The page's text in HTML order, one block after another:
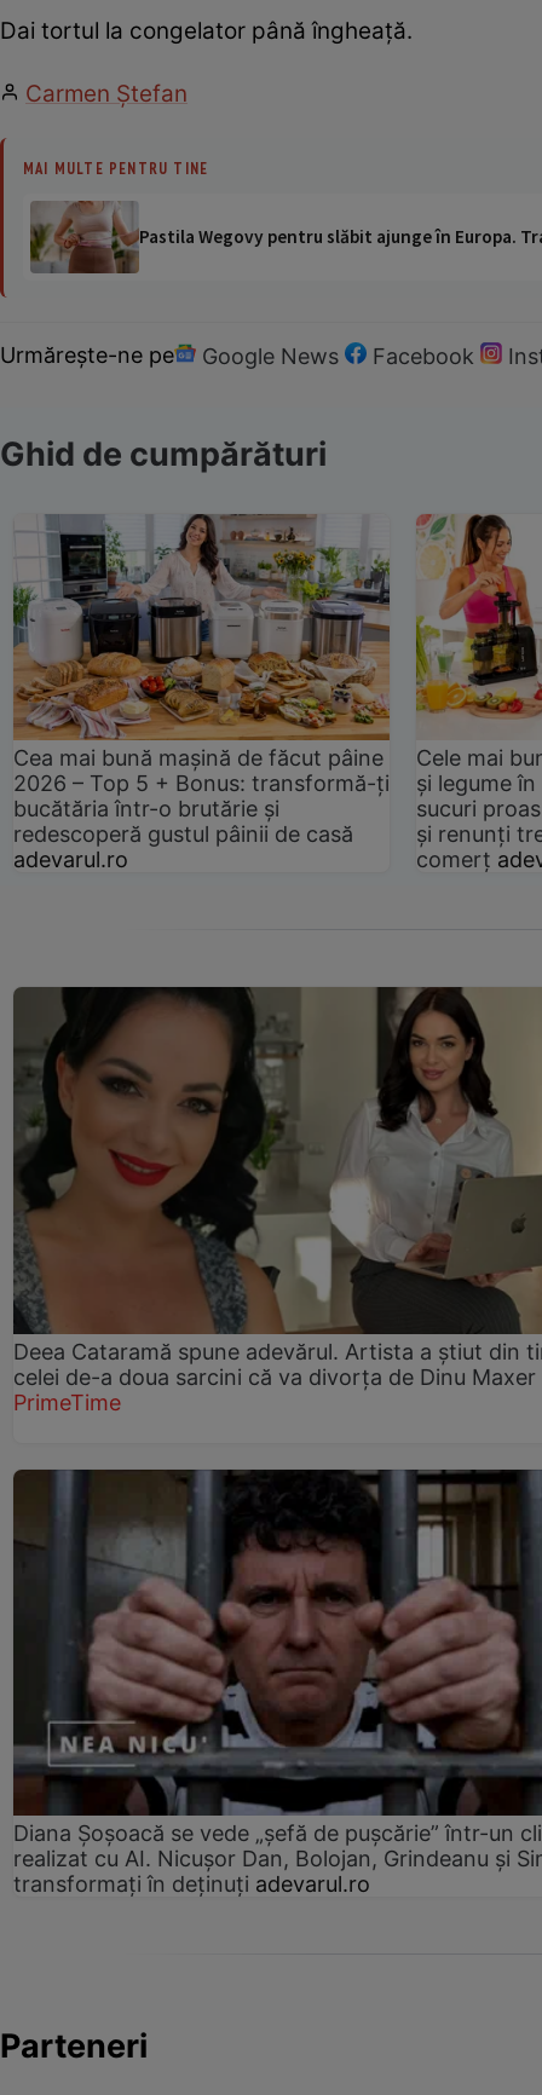
Dai tortul la congelator până îngheaţă.
Carmen Ştefan
MAI MULTE PENTRU TINE
Pastila Wegovy pentru slăbit ajunge în Europa.
Urmărește-ne pe Google News Facebook
Ghid de cumpărături
Cea mai bună mașină de făcut pâine
2026 – Top 5 + Bonus: transformă-ți
bucătăria într-o brutărie și
redescoperă gustul pâinii de casă
adevarul.ro
Cele mai
și legume
sucuri
și renunți
comerț
Deea Cataramă spune adevărul. Artista a știut din
celei de-a doua sarcini că va divorța de Dinu Maxer
PrimeTime
Diana Șoșoacă se vede „șefă de pușcărie” într-un
realizat cu AI. Nicușor Dan, Bolojan, Grindeanu și
transformați în deținuți adevarul.ro
Parteneri